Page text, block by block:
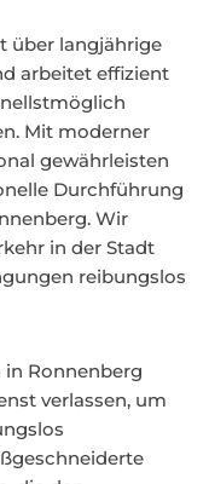
über langjährige
arbeitet effizient
Mit moderner
gewährleisten
Durchführung
Wir
in der Stadt
reibungslos
Ronnenberg
verlassen, um